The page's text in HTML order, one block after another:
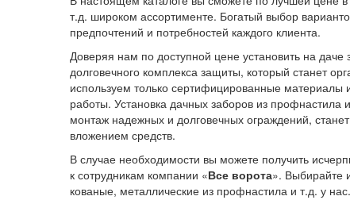
т.д. широком ассортименте. Богатый выбор
предпочтений и потребностей каждого клиента.
Доверяя нам по доступной цене установить на
долговечного комплекса защиты, который станет
используем только сертифицированные
работы. Установка дачных заборов из
монтаж надежных и долговечных ограждений,
вложением средств.
В случае необходимости вы можете получить
к сотрудникам компании «Все ворота». Выбирайте
кованые, металлические из профнастила и т.д. у нас.